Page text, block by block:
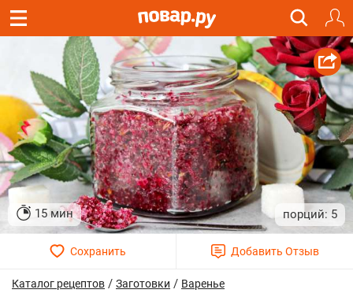
15 мин 5
Каталог рецептов / Заготовки / Варенье